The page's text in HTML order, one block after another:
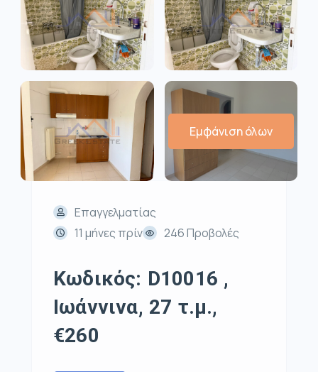
Εμφάνιση όλων
Επαγγελματίας
11 μήνες πρίν
246 Προβολές
Κωδικός: D10016 ,
Ιωάννινα, 27 τ.μ.,
€260